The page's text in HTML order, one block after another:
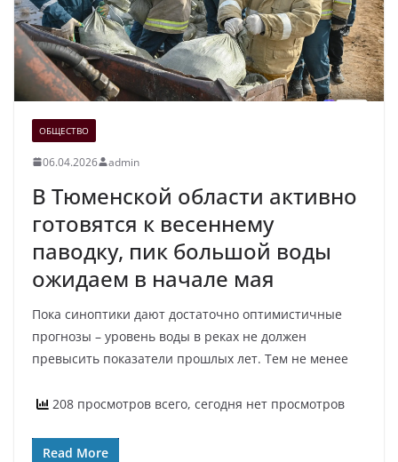
ОБЩЕСТВО
06.04.2026 admin
В Тюменской области активно
готовятся к весеннему
паводку, пик большой воды
ожидаем в начале мая
Пока синоптики дают достаточно оптимистичные
прогнозы – уровень воды в реках не должен
превысить показатели прошлых лет. Тем не менее
208 просмотров всего, сегодня нет просмотров
Read More